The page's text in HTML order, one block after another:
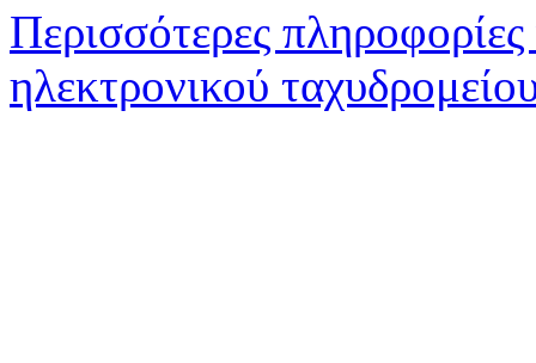
Περισσότερες
ηλεκτρονικού